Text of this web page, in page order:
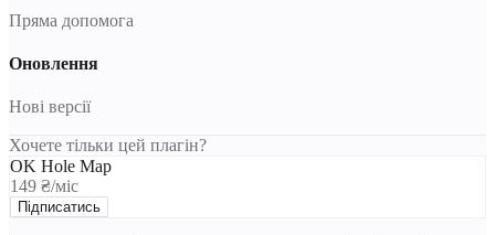
Пряма допомога
Оновлення
Нові версії
Хочете тільки цей плагін?
OK Hole Map
149 ₴/міс
Підписатись